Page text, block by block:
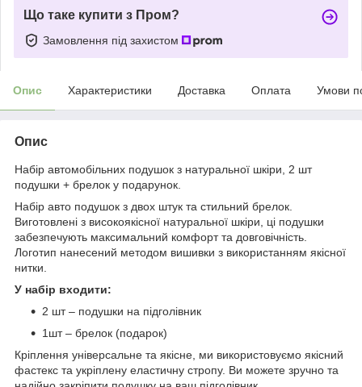
Що таке купити з Пром?
Замовлення під захистом
Опис Характеристики Доставка Оплата Умови
Опис
Набір автомобільних подушок з натуральної шкіри, 2 шт
подушки + брелок у подарунок.
Набір авто подушок з двох штук та стильний брелок.
Виготовлені з високоякісної натуральної шкіри, ці подушки
забезпечують максимальний комфорт та довговічність.
Логотип нанесений методом вишивки з використанням якісної
нитки.
У набір входити:
2 шт – подушки на підголівник
1шт – брелок (подарок)
Кріплення універсальне та якісне, ми використовуємо якісний
фастекс та укріплену еластичну стропу. Ви можете зручно та